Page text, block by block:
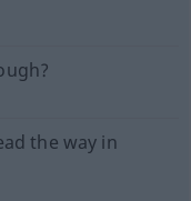
the way in